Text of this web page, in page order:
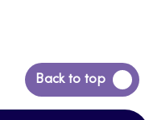
Back to top
Siirry
takaisin